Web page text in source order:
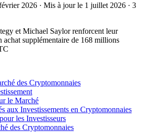
2026 · Mis à jour le 1 juillet 2026 · 3
des Cryptomonnaies
le Marché
aux Investissements en Cryptomonnaies
les Investisseurs
des Cryptomonnaies